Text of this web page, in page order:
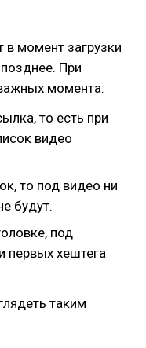
момент загрузки
При
момента:
то есть при
видео
то под видео ни
будут.
под
первых хештега
таким